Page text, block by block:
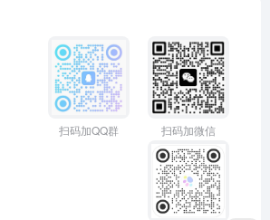
扫码加QQ群 扫码加微信